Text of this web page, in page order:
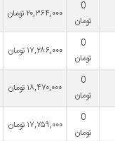
0
تومان
۲۰,۳۶۴,۰۰۰ تومان
0
تومان
۱۷,۲۸۶,۰۰۰ تومان
0
تومان
۱۸,۴۷۰,۰۰۰ تومان
0
تومان
۱۷,۷۵۹,۰۰۰ تومان